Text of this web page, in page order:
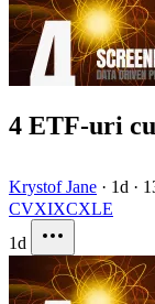
4 ETF-uri
Krystof Jane · 1d ·
CVXIXCXLE
1d